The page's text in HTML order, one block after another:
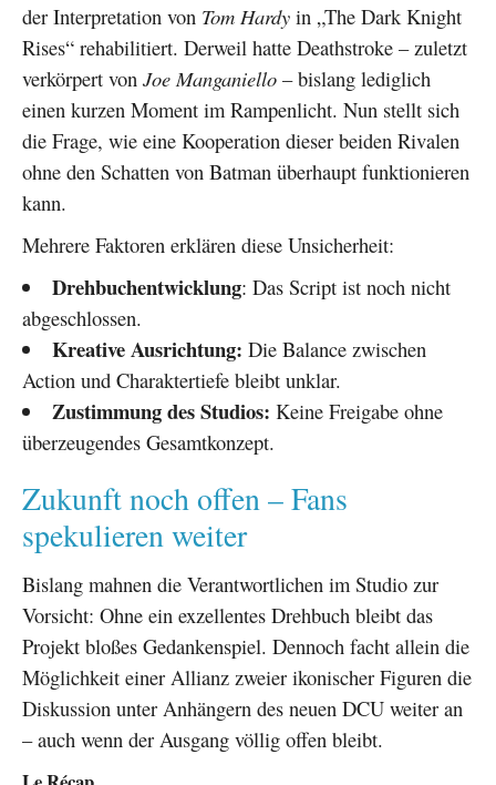
der Interpretation von Tom Hardy in „The Dark Knight
Rises“ rehabilitiert. Derweil hatte Deathstroke – zuletzt
verkörpert von Joe Manganiello – bislang lediglich
einen kurzen Moment im Rampenlicht. Nun stellt sich
die Frage, wie eine Kooperation dieser beiden Rivalen
ohne den Schatten von Batman überhaupt funktionieren
kann.
Mehrere Faktoren erklären diese Unsicherheit:
Drehbuchentwicklung: Das Script ist noch nicht
abgeschlossen.
Kreative Ausrichtung: Die Balance zwischen
Action und Charaktertiefe bleibt unklar.
Zustimmung des Studios: Keine Freigabe ohne
überzeugendes Gesamtkonzept.
Zukunft noch offen – Fans
spekulieren weiter
Bislang mahnen die Verantwortlichen im Studio zur
Vorsicht: Ohne ein exzellentes Drehbuch bleibt das
Projekt bloßes Gedankenspiel. Dennoch facht allein die
Möglichkeit einer Allianz zweier ikonischer Figuren die
Diskussion unter Anhängern des neuen DCU weiter an
– auch wenn der Ausgang völlig offen bleibt.